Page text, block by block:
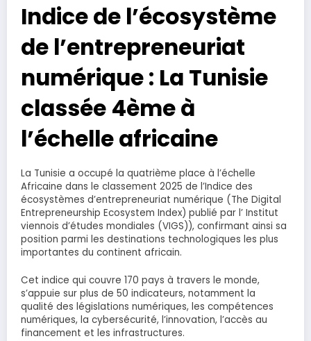
Indice de l’écosystème
de l’entrepreneuriat
numérique : La Tunisie
classée 4ème à
l’échelle africaine
La Tunisie a occupé la quatrième place à l’échelle
Africaine dans le classement 2025 de l’Indice des
écosystèmes d’entrepreneuriat numérique (The Digital
Entrepreneurship Ecosystem Index) publié par l’ Institut
viennois d’études mondiales (VIGS)), confirmant ainsi sa
position parmi les destinations technologiques les plus
importantes du continent africain.
Cet indice qui couvre 170 pays à travers le monde,
s’appuie sur plus de 50 indicateurs, notamment la
qualité des législations numériques, les compétences
numériques, la cybersécurité, l’innovation, l’accès au
financement et les infrastructures.